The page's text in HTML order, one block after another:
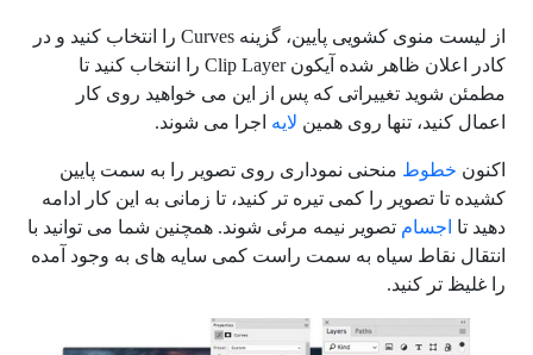
از لیست منوی کشویی پایین، گزینه Curves را انتخاب کنید و در
کادر اعلان ظاهر شده آیکون Clip Layer را انتخاب کنید تا
مطمئن شوید تغییراتی که پس از این می خواهید روی کار
اعمال کنید، تنها روی همین لایه اجرا می شوند.
اکنون خطوط منحنی نموداری روی تصویر را به سمت پایین
کشیده تا تصویر را کمی تیره تر کنید، تا زمانی به این کار ادامه
دهید تا اجسام تصویر نیمه مرئی شوند. همچنین شما می توانید با
انتقال نقاط سیاه به سمت راست کمی سایه های به وجود آمده
را غلیظ تر کنید.